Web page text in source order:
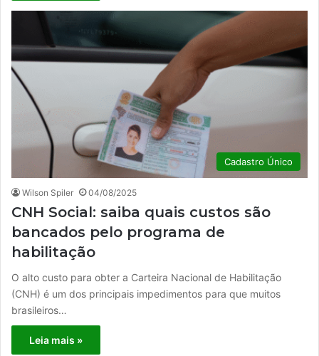
Cadastro Único
Wilson Spiler 04/08/2025
CNH Social: saiba quais custos são
bancados pelo programa de
habilitação
O alto custo para obter a Carteira Nacional de Habilitação
(CNH) é um dos principais impedimentos para que muitos
brasileiros…
Leia mais »